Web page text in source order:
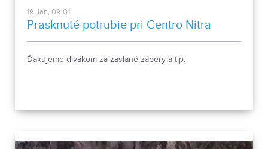
19.Jan, 09:01
Prasknuté potrubie pri Centro Nitra
Ďakujeme divákom za zaslané zábery a tip.